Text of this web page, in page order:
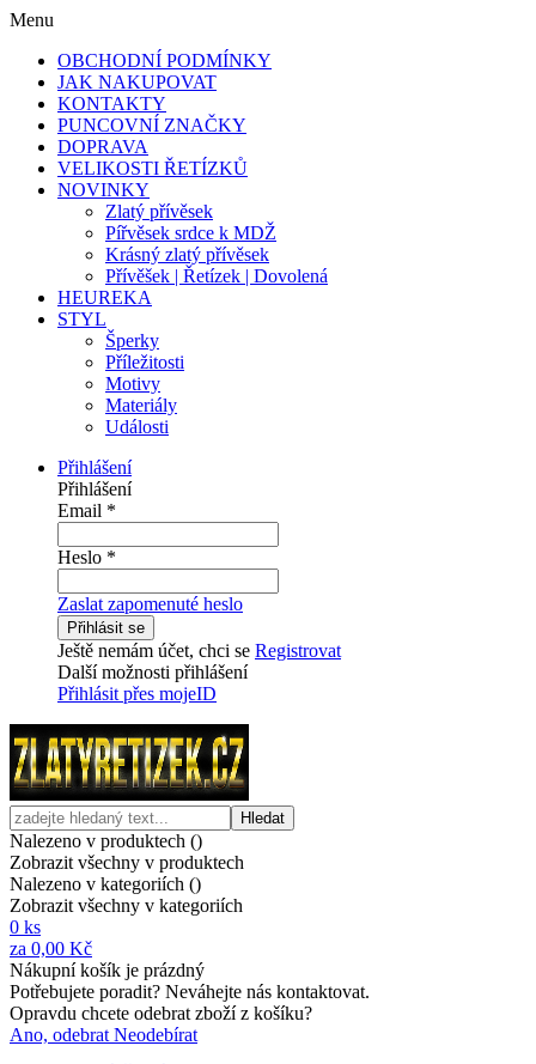
Menu
OBCHODNÍ PODMÍNKY
JAK NAKUPOVAT
KONTAKTY
PUNCOVNÍ ZNAČKY
DOPRAVA
VELIKOSTI ŘETÍZKŮ
NOVINKY
Zlatý přívěsek
Pířvěsek srdce k MDŽ
Krásný zlatý přívěsek
Přívěšek | Řetízek | Dovolená
HEUREKA
STYL
Šperky
Příležitosti
Motivy
Materiály
Události
Přihlášení
Přihlášení
Email *
Heslo *
Zaslat zapomenuté heslo
Přihlásit se
Ještě nemám účet, chci se Registrovat
Další možnosti přihlášení
Přihlásit přes mojeID
Hledat
Nalezeno v produktech ()
Zobrazit všechny v produktech
Nalezeno v kategoriích ()
Zobrazit všechny v kategoriích
0 ks
za 0,00 Kč
Nákupní košík je prázdný
Potřebujete poradit? Neváhejte nás kontaktovat.
Opravdu chcete odebrat zboží z košíku?
Ano, odebrat Neodebírat